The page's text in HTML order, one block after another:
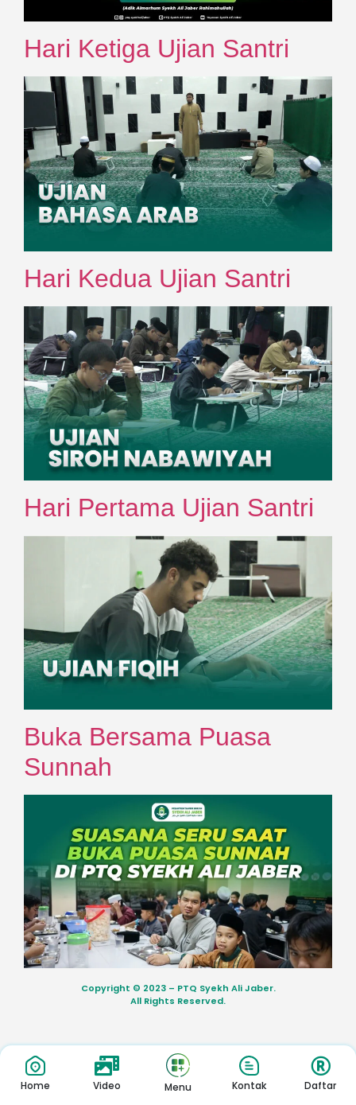
Hari Ketiga Ujian Santri
Hari Kedua Ujian Santri
Hari Pertama Ujian Santri
Buka Bersama Puasa
Sunnah
Copyright © 2023 – PTQ Syekh Ali Jaber.
All Rights Reserved.
Home Video Menu Kontak Daftar